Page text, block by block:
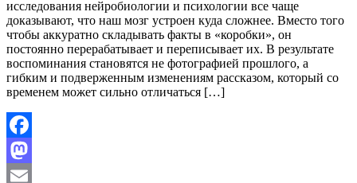
исследования нейробиологии и психологии все чаще
доказывают, что наш мозг устроен куда сложнее. Вместо того
чтобы аккуратно складывать факты в «коробки», он
постоянно перерабатывает и переписывает их. В результате
воспоминания становятся не фотографией прошлого, а
гибким и подверженным изменениям рассказом, который со
временем может сильно отличаться […]
Facebook
Mastodon